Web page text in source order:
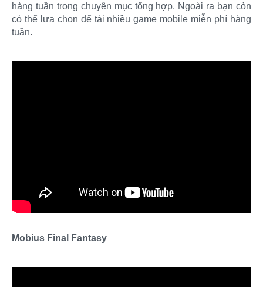
hàng tuần trong chuyên mục tổng hợp. Ngoài ra bạn còn
có thể lựa chọn để tải nhiều game mobile miễn phí hàng
tuần.
Mobius Final Fantasy